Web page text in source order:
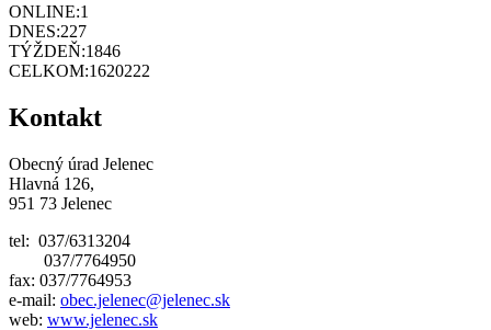
ONLINE:1
DNES:227
TÝŽDEŇ:1846
CELKOM:1620222
Kontakt
Obecný úrad Jelenec
Hlavná 126,
951 73 Jelenec
tel: 037/6313204
037/7764950
fax: 037/7764953
e-mail: obec.jelenec@jelenec.sk
web: www.jelenec.sk